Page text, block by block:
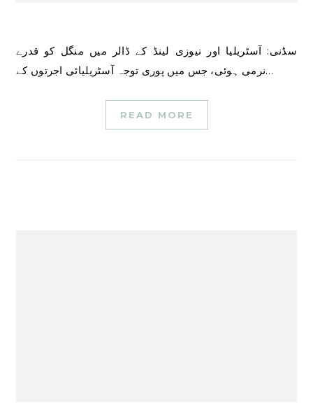
سڈنی: آسٹریلیا اور نیوزی لینڈ کے ڈالر میں منگل کو قدرے
نرمی ہوئی، جس میں پوری توجہ آسٹریلیائی اجرتوں کے…
READ MORE